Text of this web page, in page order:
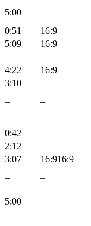
5:00
0:51
16:9
5:09
16:9
–
–
4:22
16:9
3:10
–
–
–
–
0:42
2:12
3:07
16:916:9
–
–
5:00
– –